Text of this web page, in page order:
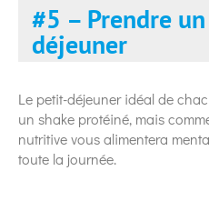
#5 – Prendre
déjeuner
Le petit-déjeuner idéal de
un shake protéiné, mais
nutritive vous alimentera
toute la journée.